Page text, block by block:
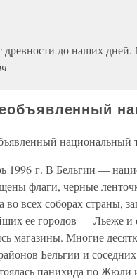
древности до наших
национальный
1996 г. В Бельгии —
флаги, черные
во всех соборах страны,
ее городов — Льеже и
магазины. Многие
Бельгии и
панихида по Жюли